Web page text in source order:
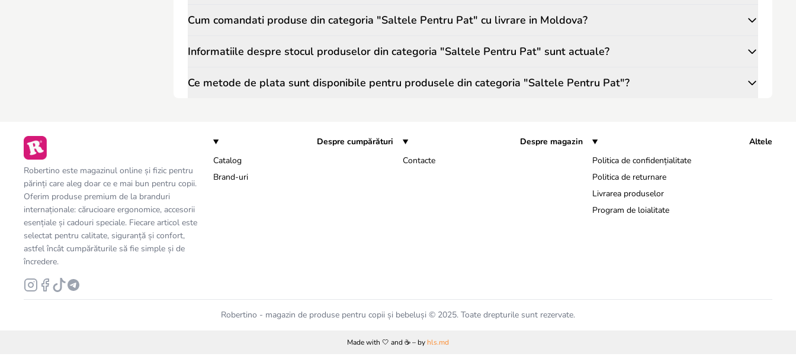
Cum comandati produse din categoria "Saltele Pentru Pat" cu livrare in Moldova?
Informatiile despre stocul produselor din categoria "Saltele Pentru Pat" sunt actuale?
Ce metode de plata sunt disponibile pentru produsele din categoria "Saltele Pentru Pat"?
Despre cumpărături
Catalog
Brand-uri
Despre magazin
Contacte
Altele
Politica de confidențialitate
Politica de returnare
Livrarea produselor
Program de loialitate
Robertino este magazinul online și fizic pentru
părinți care aleg doar ce e mai bun pentru copii.
Oferim produse premium de la branduri
internaționale: cărucioare ergonomice, accesorii
esențiale și cadouri speciale. Fiecare articol este
selectat pentru calitate, siguranță și confort,
astfel încât cumpărăturile să fie simple și de
încredere.
Robertino - magazin de produse pentru copii și bebeluși © 2025. Toate drepturile sunt rezervate.
Made with 🤍 and ☕️ – by hls.md